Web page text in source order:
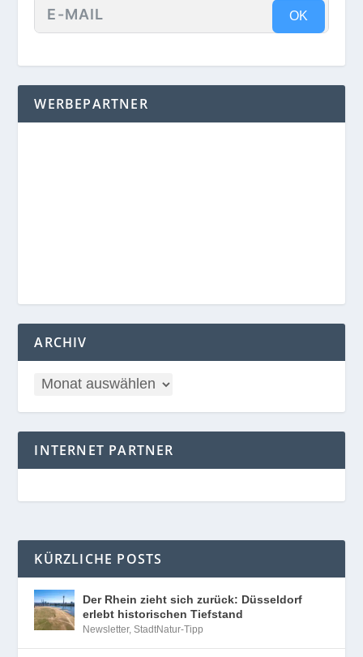
OK
WERBEPARTNER
ARCHIV
INTERNET PARTNER
KÜRZLICHE POSTS
Der Rhein zieht sich zurück: Düsseldorf
erlebt historischen Tiefstand
Newsletter,StadtNatur-Tipp